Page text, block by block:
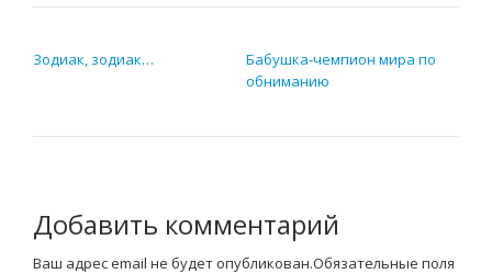
Зодиак, зодиак…
Бабушка-чемпион мира по
обниманию
Добавить комментарий
Ваш адрес email не будет опубликован.Обязательные поля